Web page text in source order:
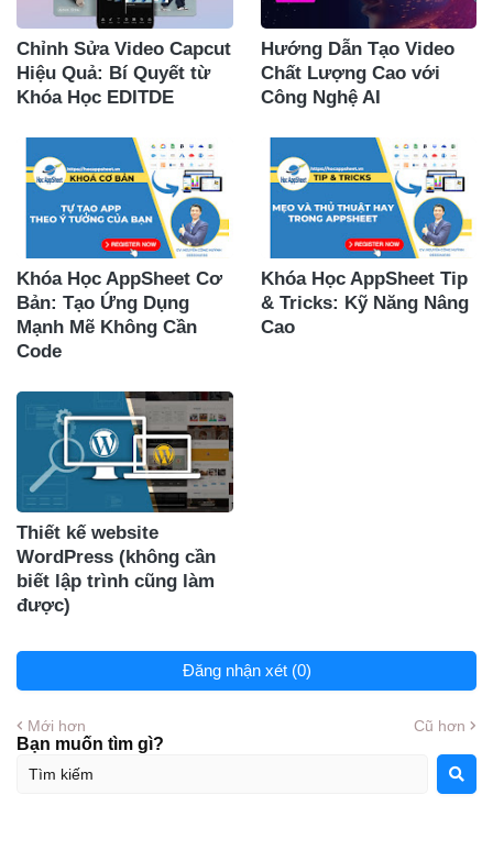
Chỉnh Sửa Video Capcut
Hiệu Quả: Bí Quyết từ
Khóa Học EDITDE
Hướng Dẫn Tạo Video
Chất Lượng Cao với
Công Nghệ AI
Khóa Học AppSheet Cơ
Bản: Tạo Ứng Dụng
Mạnh Mẽ Không Cần
Code
Khóa Học AppSheet Tip
& Tricks: Kỹ Năng Nâng
Cao
Thiết kế website
WordPress (không cần
biết lập trình cũng làm
được)
Đăng nhận xét (0)
Mới hơn Cũ hơn
Bạn muốn tìm gì?